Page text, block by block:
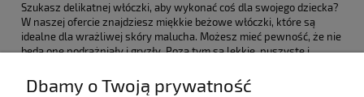
Szukasz delikatnej włóczki, aby wykonać coś dla swojego dziecka?
W naszej ofercie znajdziesz miękkie beżowe włóczki, które są
idealne dla wrażliwej skóry malucha. Możesz mieć pewność, że nie
będą one podrażniały i gryzły. Poza tym są lekkie, puszyste i
maskotek, poduszek itp.
Dbamy o Twoją prywatność